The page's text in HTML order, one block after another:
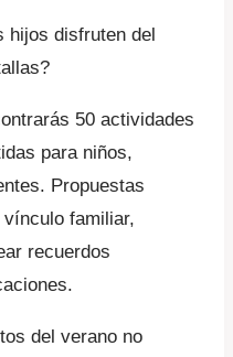
hijos disfruten del
50 actividades
para niños,
Propuestas
familiar,
recuerdos
del verano no